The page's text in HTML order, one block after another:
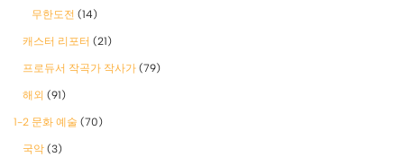
무한도전 (14)
캐스터 리포터 (21)
프로듀서 작곡가 작사가 (79)
해외 (91)
1-2 문화 예술 (70)
국악 (3)